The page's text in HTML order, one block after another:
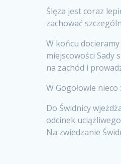
Ślęza jest coraz
zachować
W końcu
miejscowości Sady
na zachód i
W Gogołowie
Do Świdnicy
odcinek
Na zwiedzanie